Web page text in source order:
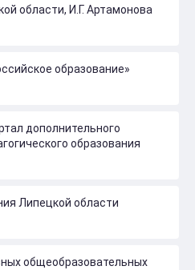
области, И.Г. Артамонова
образование»
дополнительного
образования
Липецкой области
общеобразовательных